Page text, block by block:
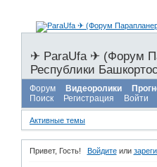
✈ ParaUfa ✈ (Форум
Республики
Форум Видеоролики
Поиск
Регистрация Войти
Активные темы
Привет, Гость! Войдитеили